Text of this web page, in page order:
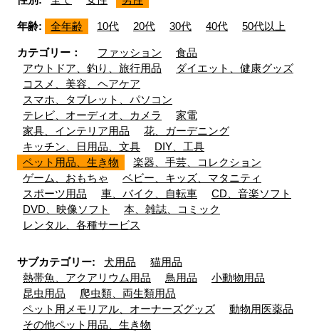
年齢: 全年齢 10代 20代 30代 40代 50代以上
カテゴリー： ファッション
食品
アウトドア、釣り、旅行用品
ダイエット、健康グッズ
コスメ、美容、ヘアケア
スマホ、タブレット、パソコン
テレビ、オーディオ、カメラ
家電
家具、インテリア用品
花、ガーデニング
キッチン、日用品、文具
DIY、工具
ペット用品、生き物
楽器、手芸、コレクション
ゲーム、おもちゃ
ベビー、キッズ、マタニティ
スポーツ用品
車、バイク、自転車
CD、音楽ソフト
DVD、映像ソフト
本、雑誌、コミック
レンタル、各種サービス
サブカテゴリー: 犬用品
猫用品
熱帯魚、アクアリウム用品
鳥用品
小動物用品
昆虫用品
爬虫類、両生類用品
ペット用メモリアル、オーナーズグッズ
動物用医薬品
その他ペット用品、生き物